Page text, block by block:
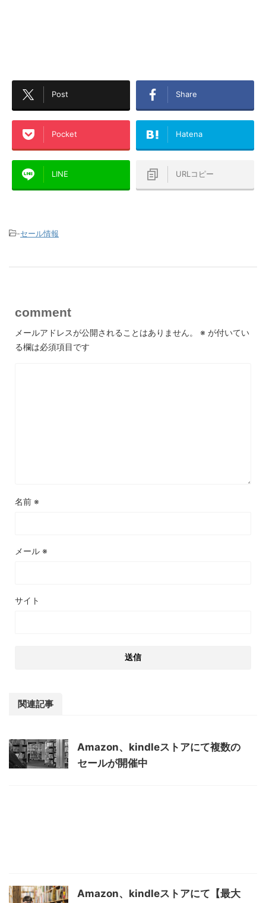
Post Share
Pocket Hatena
LINE URLコピー
-セール情報
comment
メールアドレスが公開されることはありません。 ※ が付いてい
る欄は必須項目です
名前 ※
メール ※
サイト
関連記事
Amazon、kindleストアにて複数の
セールが開催中
Amazon、kindleストアにて【最大